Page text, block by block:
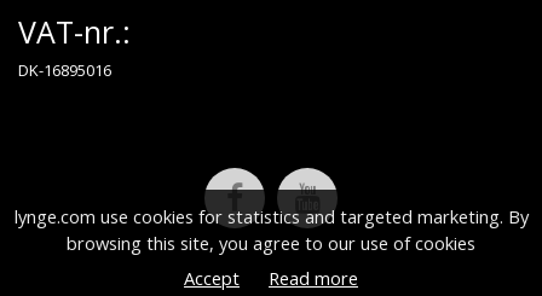
lynge.com use cookies for statistics and targeted marketing. By
browsing this site, you agree to our use of cookies
Accept
Read more
VAT-nr.:
DK-16895016